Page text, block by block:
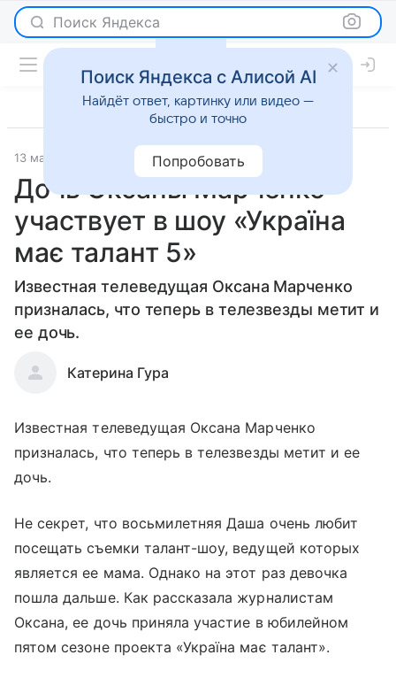
Поиск Яндекса
13 марта 2013
Дочь Оксаны Марченко
участвует в шоу «Україна
має талант 5»
Известная телеведущая Оксана Марченко
призналась, что теперь в телезвезды метит и
ее дочь.
Катерина Гура
Известная телеведущая Оксана Марченко
призналась, что теперь в телезвезды метит и ее
дочь.
Не секрет, что восьмилетняя Даша очень любит
посещать съемки талант-шоу, ведущей которых
является ее мама. Однако на этот раз девочка
пошла дальше. Как рассказала журналистам
Оксана, ее дочь приняла участие в юбилейном
пятом сезоне проекта «Україна має талант».
Поиск Яндекса с Алисой AI
Найдёт ответ, картинку или видео —
быстро и точно
Попробовать